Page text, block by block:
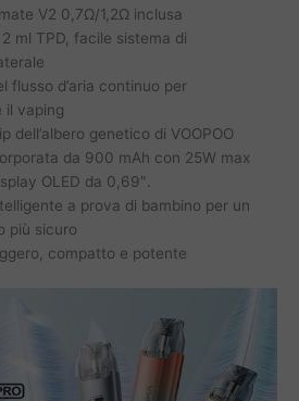
V2 0,7Ω/1,2Ω inclusa
ml TPD, facile sistema di
flusso d’aria continuo per
il vaping
dell’albero genetico di VOOPOO
da 900 mAh con 25W max
OLED da 0,69″.
a prova di bambino per un
più sicuro
compatto e potente